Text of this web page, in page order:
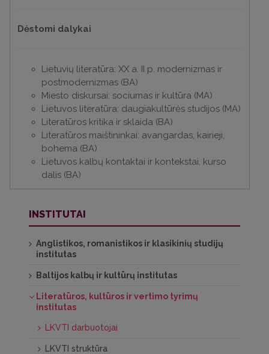
Dėstomi dalykai
Lietuvių literatūra: XX a. II p. modernizmas ir
postmodernizmas (BA)
Miesto diskursai: sociumas ir kultūra (MA)
Lietuvos literatūra: daugiakultūrės studijos (MA)
Literatūros kritika ir sklaida (BA)
Literatūros maištininkai: avangardas, kairieji,
bohema (BA)
Lietuvos kalbų kontaktai ir kontekstai, kurso
dalis (BA)
INSTITUTAI
Anglistikos, romanistikos ir klasikinių studijų
institutas
Baltijos kalbų ir kultūrų institutas
Literatūros, kultūros ir vertimo tyrimų
institutas
LKVTI darbuotojai
LKVTI struktūra